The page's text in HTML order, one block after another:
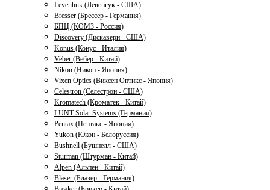
Levenhuk (Левенгук - США)
Bresser (Брессер - Германия)
БПЦ (КОМЗ - Россия)
Discovery (Дискавери - США)
Konus (Конус - Италия)
Veber (Вебер - Китай)
Nikon (Никон - Япония)
Vixen Optics (Виксен Оптикс - Япония)
Celestron (Селестрон - США)
Kromatech (Кроматек - Китай)
LUNT Solar Systems (Германия)
Pentax (Пентакс - Япония)
Yukon (Юкон - Белоруссия)
Bushnell (Бушнелл - США)
Sturman (Штурман - Китай)
Alpen (Альпен - Китай)
Blaser (Блазер - Германия)